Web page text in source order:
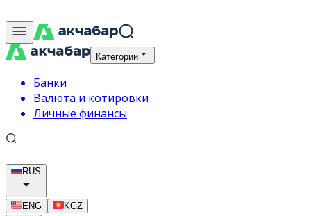
Категории
Банки
Валюта и котировки
Личные финансы
RUS
ENG
KGZ